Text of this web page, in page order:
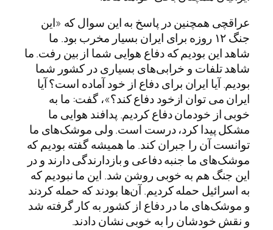
عراقچی همچنین در پاسخ به این سوال که «این
جنگ ۱۲ روزه برای ایران بسیار مخرب بود. ما
شاهد این بودیم که دفاع هوایی شما از بین رفت. ما
شاهد تلفات و خرابی‌های بسیاری در کشور شما
بودیم. آیا ایران برای دفاع از خود آماده است؟ آیا
ایران می توان ازخود دفاع کند؟»، گفت: ما به
خوبی از خودمان دفاع کردیم. پدافند هوایی ما
مشکل پیدا کرد، درست است. ولی موشک‌های ما
توانست آن را جبران کند. ما همیشه گفته بودیم که
موشک‌های ما جنبه دفاعی و بازدارندگی دارند و در
این جنگ هم به خوبی روشن شد. این ما نبودیم که
به اسرائیل حمله کردیم. آن‌ها بودند که حمله کردند
و موشک‌های ما در دفاع از کشور به کار گرفته شد
و نقش خودشان را به خوبی نشان دادند.